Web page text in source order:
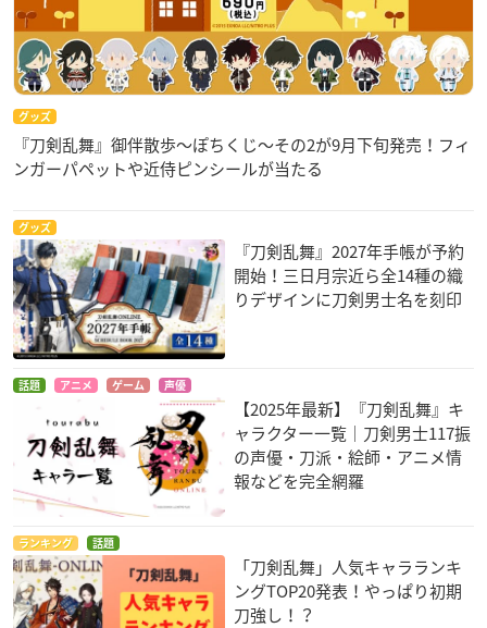
グッズ
『刀剣乱舞』御伴散歩～ぽちくじ～その2が9月下旬発売！フィ
ンガーパペットや近侍ピンシールが当たる
グッズ
『刀剣乱舞』2027年手帳が予約
開始！三日月宗近ら全14種の織
りデザインに刀剣男士名を刻印
話題 アニメ ゲーム 声優
【2025年最新】『刀剣乱舞』キ
ャラクター一覧｜刀剣男士117振
の声優・刀派・絵師・アニメ情
報などを完全網羅
ランキング 話題
「刀剣乱舞」人気キャラランキ
ングTOP20発表！やっぱり初期
刀強し！？